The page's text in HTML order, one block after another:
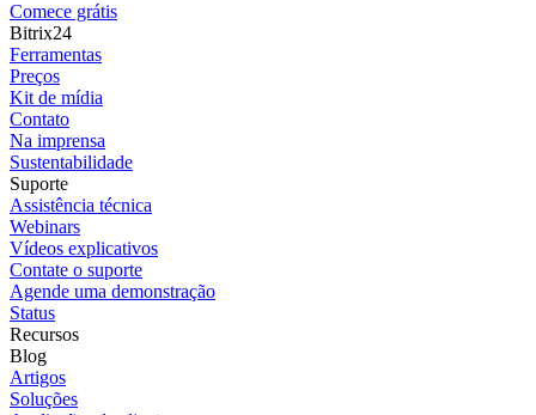
Comece grátis
Bitrix24
Ferramentas
Preços
Kit de mídia
Contato
Na imprensa
Sustentabilidade
Suporte
Assistência técnica
Webinars
Vídeos explicativos
Contate o suporte
Agende uma demonstração
Status
Recursos
Blog
Artigos
Soluções